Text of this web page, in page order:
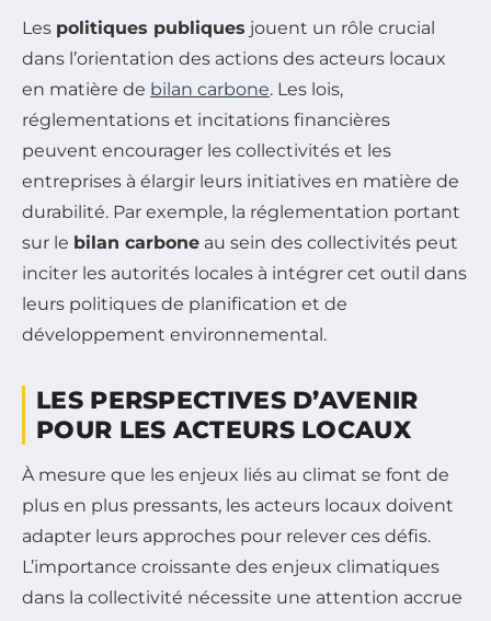
Les politiques publiques jouent un rôle crucial
dans l’orientation des actions des acteurs locaux
en matière de bilan carbone. Les lois,
réglementations et incitations financières
peuvent encourager les collectivités et les
entreprises à élargir leurs initiatives en matière de
durabilité. Par exemple, la réglementation portant
sur le bilan carbone au sein des collectivités peut
inciter les autorités locales à intégrer cet outil dans
leurs politiques de planification et de
développement environnemental.
LES PERSPECTIVES D’AVENIR
POUR LES ACTEURS LOCAUX
À mesure que les enjeux liés au climat se font de
plus en plus pressants, les acteurs locaux doivent
adapter leurs approches pour relever ces défis.
L’importance croissante des enjeux climatiques
dans la collectivité nécessite une attention accrue